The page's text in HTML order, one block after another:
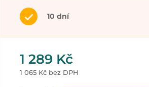
10 dní
1 289 Kč
1 065 Kč bez DPH